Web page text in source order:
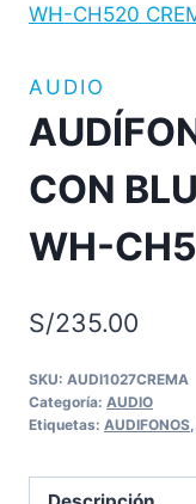
AUDIO
CON
WH-
S/235.00
SKU: AUDI1027CREMA
Categoría: AUDIO
Etiquetas: AUDIFONOS